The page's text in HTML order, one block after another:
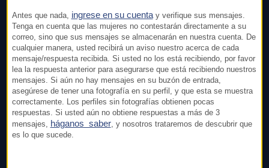
Antes que nada, ingrese en su cuentay verifique sus mensajes.
Tenga en cuenta que las mujeres no contestarán directamente a su
correo, sino que sus mensajes se almacenarán en nuestra cuenta. De
cualquier manera, usted recibirá un aviso nuestro acerca de cada
mensaje/respuesta recibida. Si usted no los está recibiendo, por favor
lea la respuesta anterior para asegurarse que está recibiendo nuestros
mensajes. Si aún no hay mensajes en su buzón de entrada,
asegúrese de tener una fotografía en su perfil, y que esta se muestra
correctamente. Los perfiles sin fotografías obtienen pocas
respuestas. Si usted aún no obtiene respuestas a más de 3
mensajes, háganos saber, y nosotros trataremos de descubrir que
es lo que sucede.